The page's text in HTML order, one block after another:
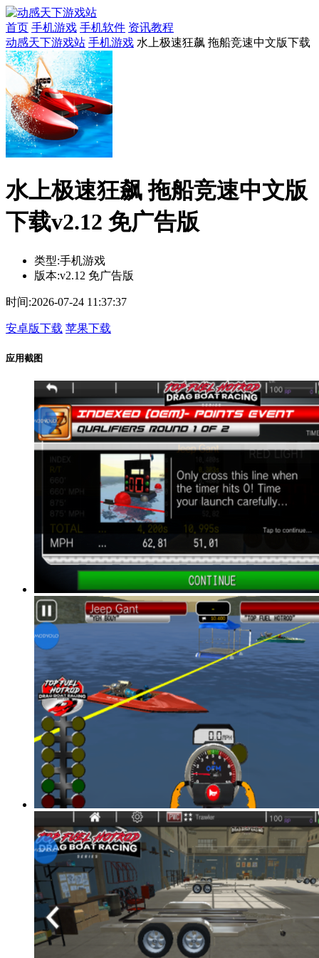
首页 手机游戏 手机软件 资讯教程
动感天下游戏站 手机游戏 水上极速狂飙 拖船竞速中文版下载
水上极速狂飙 拖船竞速中文版
下载v2.12 免广告版
类型:手机游戏
版本:v2.12 免广告版
时间:2026-07-24 11:37:37
安卓版下载 苹果下载
应用截图